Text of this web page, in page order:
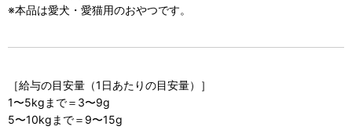
※本品は愛犬・愛猫用のおやつです。
［給与の目安量（1日あたりの目安量）］
1〜5kgまで＝3〜9g
5〜10kgまで＝9〜15g